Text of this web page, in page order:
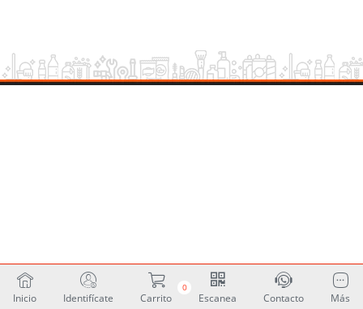
Inicio Identifícate
0
Carrito Escanea Contacto Más